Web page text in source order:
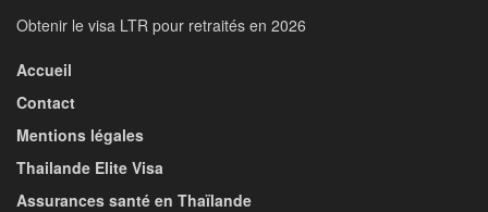
Obtenir le visa LTR pour retraités en 2026
Accueil
Contact
Mentions légales
Thailande Elite Visa
Assurances santé en Thaïlande